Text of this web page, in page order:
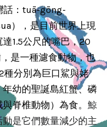
話：tuā-gōng-
），是目前世界上現
1.5公尺的嘴巴，20
是一種濾食動物，也
種分別為巨口鯊與姥
幼的聖誕島紅蟹、磷
脊椎動物）為食。 鯨
動是它們數量減少的主